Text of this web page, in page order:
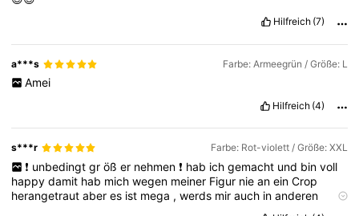
Hilfreich (7)
a***s Farbe: Armeegrün / Größe: L
Amei
Hilfreich (4)
s***r Farbe: Rot-violett / Größe: XXL
❗ unbedingt gr öß er nehmen ❗ hab ich gemacht und bin voll
happydamit hab michwegen meiner Figur nieaneinCrop
herangetrautaberes ist mega ,werds mirauch inanderen